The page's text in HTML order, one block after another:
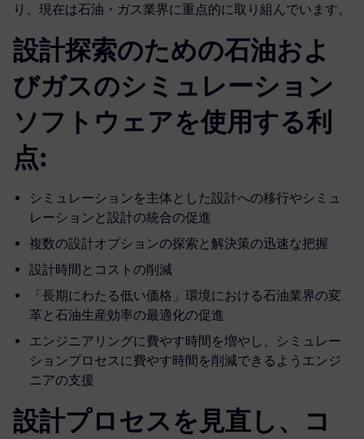
り、現在は石油・ガス業界に重点的に取り組んでいます。
設計探索のための石油およ
びガスのシミュレーション
ソフトウェアを使用する利
点:
シミュレーションを主体とした設計への移行やシミュ
レーションと設計の統合の促進
複数の設計オプションの探索と解決策の迅速な把握
設計時間とコストの削減
「長期にわたる低い価格」環境における石油業界の変
革と石油生産効率の最適化の促進
エンジニアリングに費やす時間を増やし、シミュレー
ションプロセスに費やす時間を削減できるようエンジ
ニアの支援
設計プロセスを見直し、コ